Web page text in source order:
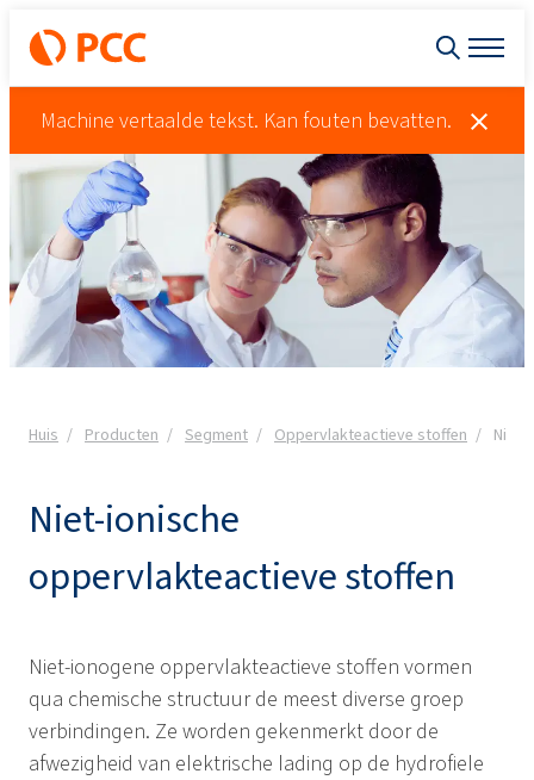
Machine vertaalde tekst. Kan fouten bevatten.
Huis Producten Segment Oppervlakteactieve stoffen Niet-
Niet-ionische
oppervlakteactieve stoffen
Niet-ionogene oppervlakteactieve stoffen vormen
qua chemische structuur de meest diverse groep
verbindingen. Ze worden gekenmerkt door de
afwezigheid van elektrische lading op de hydrofiele